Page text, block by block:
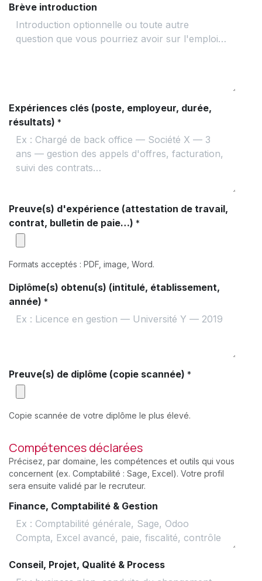
Brève introduction
Expériences clés (poste, employeur, durée,
résultats) *
Preuve(s) d'expérience (attestation de travail,
contrat, bulletin de paie…) *
Formats acceptés : PDF, image, Word.
Diplôme(s) obtenu(s) (intitulé, établissement,
année) *
Preuve(s) de diplôme (copie scannée) *
Copie scannée de votre diplôme le plus élevé.
Compétences déclarées
Précisez, par domaine, les compétences et outils qui vous
concernent (ex. Comptabilité : Sage, Excel). Votre profil
sera ensuite validé par le recruteur.
Finance, Comptabilité & Gestion
Conseil, Projet, Qualité & Process